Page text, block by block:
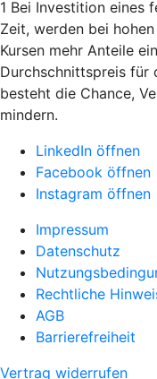
1 Bei Investition eines
Zeit, werden bei
Kursen mehr Anteile
Durchschnittspreis für
besteht die Chance,
mindern.
LinkedIn öffnen
Facebook öffnen
Instagram öffnen
Impressum
Datenschutz
Rechtliche
AGB
Barrierefreiheit
Vertrag widerrufen